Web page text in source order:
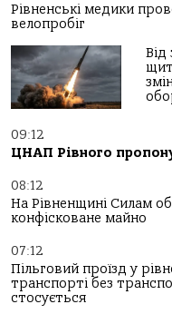
Рівненські медики
велопробіг
Від
09:12
ЦНАП Рівного
08:12
На Рівненщині Силам
конфісковане майно
07:12
Пільговий проїзд у
транспорті без
стосується